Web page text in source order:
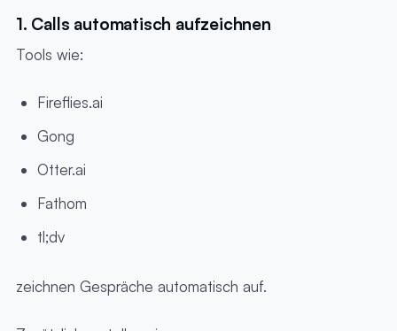
1. Calls automatisch aufzeichnen
Tools wie:
Fireflies.ai
Gong
Otter.ai
Fathom
tl;dv
zeichnen Gespräche automatisch auf.